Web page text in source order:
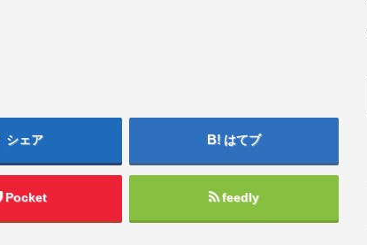
シェア はてブ
Pocket feedly